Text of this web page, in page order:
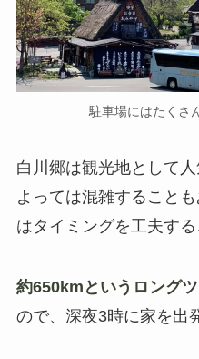
駐車場にはたくさ
白川郷は観光地として
よっては混雑すること
はタイミングを工夫する
約650kmというロング
ので、深夜3時に家を出